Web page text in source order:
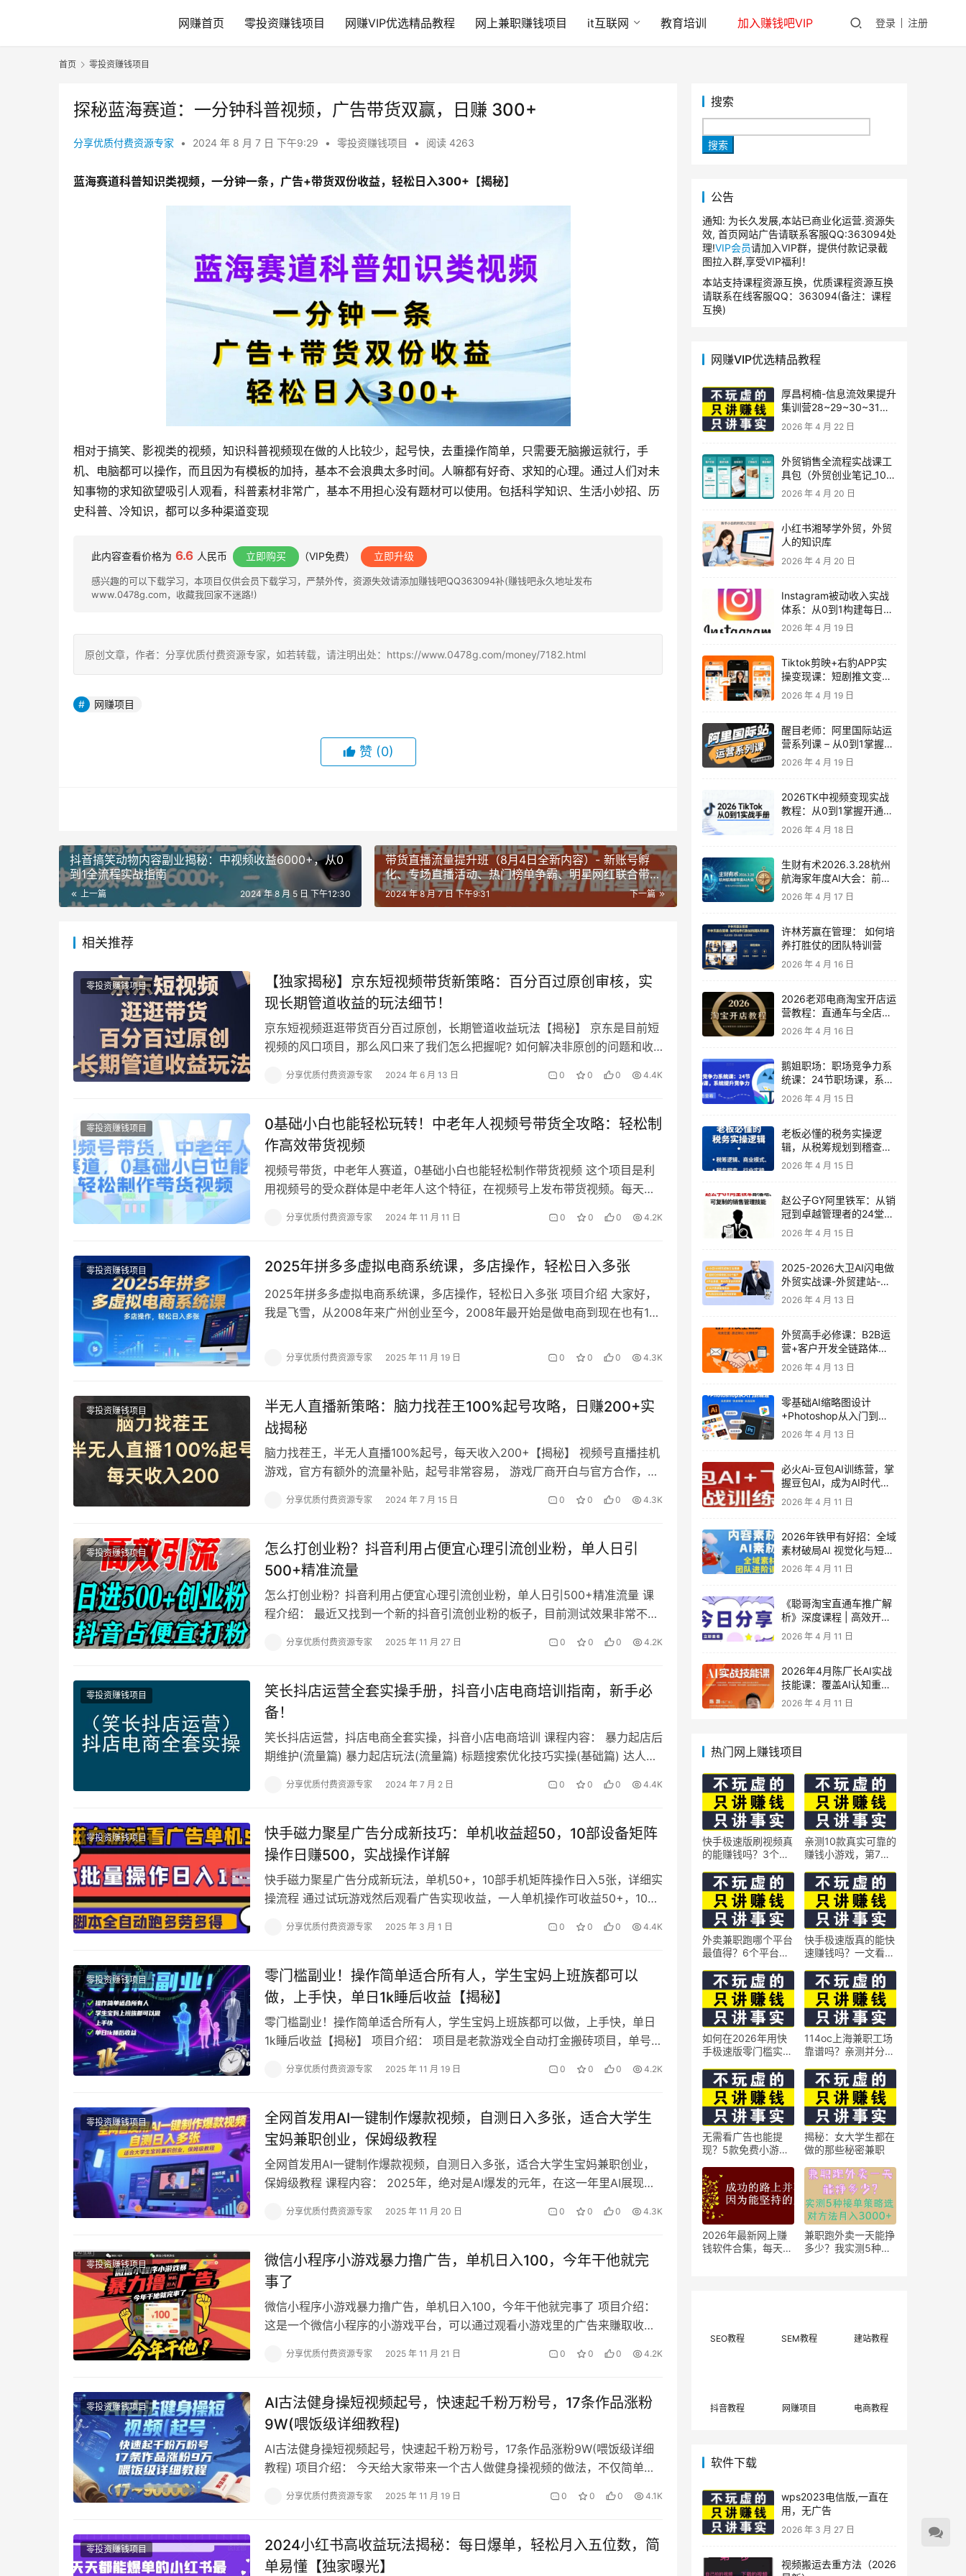
网赚首页 零投资赚钱项目 网赚VIP优选精品教程 网上兼职赚钱项目 it互联网 教育培训 加入赚钱吧VIP 登录 注册
首页 零投资赚钱项目
探秘蓝海赛道：一分钟科普视频，广告带货双赢，日赚 300+
分享优质付费资源专家 • 2024 年 8 月 7 日 下午9:29 • 零投资赚钱项目 • 阅读 4263
蓝海赛道科普知识类视频，一分钟一条，广告+带货双份收益，轻松日入300+【揭秘】
相对于搞笑、影视类的视频，知识科普视频现在做的人比较少，起号快，去重操作简单，只需要无脑搬运就行，手
机、电脑都可以操作，而且因为有模板的加持，基本不会浪典太多时间。人嘛都有好奇、求知的心理。通过人们对未
知事物的求知欲望吸引人观看，科普素材非常广，基本不用担心没有题材可以使用。包括科学知识、生活小妙招、历
史科普、冷知识，都可以多种渠道变现
此内容查看价格为 6.6 人民币 立即购买 （VIP免费） 立即升级
感兴趣的可以下载学习，本项目仅供会员下载学习，严禁外传，资源失效请添加赚钱吧QQ363094补(赚钱吧永久地址发布
www.0478g.com，收藏我回家不迷路!)
原创文章，作者：分享优质付费资源专家，如若转载，请注明出处：https://www.0478g.com/money/7182.html
网赚项目
赞 (0)
抖音搞笑动物内容副业揭秘：中视频收益6000+，从0
到1全流程实战指南
上一篇 2024 年 8 月 5 日 下午12:30
带货直播流量提升班（8月4日全新内容）- 新账号孵
化、专场直播活动、热门榜单争霸、明星网红联合带
货，月均GMV千万级
下一篇
2024 年 8 月 7 日 下午9:31
相关推荐
零投资赚钱项目
【独家揭秘】京东短视频带货新策略：百分百过原创审核，实
现长期管道收益的玩法细节！
京东短视频逛逛带货百分百过原创，长期管道收益玩法【揭秘】 京东是目前短
视频的风口项目，那么风口来了我们怎么把握呢? 如何解决非原创的问题和收
分享优质付费资源专家 2024 年 6 月 13 日 0 0 0 4.4K
零投资赚钱项目
0基础小白也能轻松玩转！中老年人视频号带货全攻略：轻松制
作高效带货视频
视频号带货，中老年人赛道，0基础小白也能轻松制作带货视频 这个项目是利
用视频号的受众群体是中老年人这个特征，在视频号上发布带货视频。每天只
分享优质付费资源专家 2024 年 11 月 11 日 0 0 0 4.2K
零投资赚钱项目 2025年拼多多虚拟电商系统课，多店操作，轻松日入多张
2025年拼多多虚拟电商系统课，多店操作，轻松日入多张 项目介绍 大家好，
我是飞雪，从2008年来广州创业至今，2008年最开始是做电商到现在也有16
分享优质付费资源专家 2025 年 11 月 19 日 0 0 0 4.3K
零投资赚钱项目
半无人直播新策略：脑力找茬王100%起号攻略，日赚200+实
战揭秘
脑力找茬王，半无人直播100%起号，每天收入200+【揭秘】 视频号直播挂机
游戏，官方有额外的流量补贴，起号非常容易， 游戏厂商开白与官方合作，所
分享优质付费资源专家 2024 年 7 月 15 日 0 0 0 4.3K
零投资赚钱项目
怎么打创业粉？抖音利用占便宜心理引流创业粉，单人日引
500+精准流量
怎么打创业粉？抖音利用占便宜心理引流创业粉，单人日引500+精准流量 课
程介绍： 最近又找到一个新的抖音引流创业粉的板子，目前测试效果非常不
分享优质付费资源专家 2025 年 11 月 27 日 0 0 0 4.2K
零投资赚钱项目
笑长抖店运营全套实操手册，抖音小店电商培训指南，新手必
备！
笑长抖店运营，抖店电商全套实操，抖音小店电商培训 课程内容： 暴力起店后
期维护(流量篇) 暴力起店玩法(流量篇) 标题搜索优化技巧实操(基础篇) 达人带
分享优质付费资源专家 2024 年 7 月 2 日 0 0 0 4.4K
零投资赚钱项目
快手磁力聚星广告分成新技巧：单机收益超50，10部设备矩阵
操作日赚500，实战操作详解
快手磁力聚星广告分成新玩法，单机50+，10部手机矩阵操作日入5张，详细实
操流程 通过试玩游戏然后观看广告实现收益，一人单机操作可收益50+，10部
分享优质付费资源专家 2025 年 3 月 1 日 0 0 0 4.4K
零投资赚钱项目
零门槛副业！操作简单适合所有人，学生宝妈上班族都可以
做，上手快，单日1k睡后收益【揭秘】
零门槛副业！操作简单适合所有人，学生宝妈上班族都可以做，上手快，单日
1k睡后收益【揭秘】 项目介绍： 项目是老款游戏全自动打金搬砖项目，单号一
分享优质付费资源专家 2025 年 11 月 19 日 0 0 0 4.2K
零投资赚钱项目
全网首发用AI一键制作爆款视频，自测日入多张，适合大学生
宝妈兼职创业，保姆级教程
全网首发用AI一键制作爆款视频，自测日入多张，适合大学生宝妈兼职创业，
保姆级教程 课程内容： 2025年，绝对是AI爆发的元年，在这一年里AI展现出
分享优质付费资源专家 2025 年 11 月 20 日 0 0 0 4.3K
零投资赚钱项目
微信小程序小游戏暴力撸广告，单机日入100，今年干他就完
事了
微信小程序小游戏暴力撸广告，单机日入100，今年干他就完事了 项目介绍：
这是一个微信小程序的小游戏平台，可以通过观看小游戏里的广告来賺取收
分享优质付费资源专家 2025 年 11 月 21 日 0 0 0 4.2K
零投资赚钱项目
AI古法健身操短视频起号，快速起千粉万粉号，17条作品涨粉
9W(喂饭级详细教程)
AI古法健身操短视频起号，快速起千粉万粉号，17条作品涨粉9W(喂饭级详细
教程) 项目介绍： 今天给大家带来一个古人做健身操视频的做法，不仅简单好
分享优质付费资源专家 2025 年 11 月 19 日 0 0 0 4.1K
零投资赚钱项目
2024小红书高收益玩法揭秘：每日爆单，轻松月入五位数，简
单易懂【独家曝光】
搜索
搜索
公告
通知: 为长久发展,本站已商业化运营.资源失
效, 首页网站广告请联系客服QQ:363094处
理!VIP会员请加入VIP群，提供付款记录截
图拉入群,享受VIP福利！
本站支持课程资源互换，优质课程资源互换
请联系在线客服QQ：363094(备注：课程
互换)
网赚VIP优选精品教程
厚昌柯楠-信息流效果提升
集训营28~29~30~31
期，智能投放·巨量AD/百
度优化·AI提效指南
2026 年 4 月 22 日
外贸销售全流程实战课工
具包（外贸创业笔记_10年
外贸经验）
2026 年 4 月 20 日
小红书湘琴学外贸，外贸
人的知识库
2026 年 4 月 20 日
Instagram被动收入实战
体系：从0到1构建每日盈
利的自动销售漏斗
2026 年 4 月 19 日
Tiktok剪映+右豹APP实
操变现课：短剧推文变现
全教程来了！
2026 年 4 月 19 日
醒目老师：阿里国际站运
营系列课 – 从0到1掌握平
台运营核心技巧
2026 年 4 月 19 日
2026TK中视频变现实战
教程：从0到1掌握开通、
养号、剪辑到变现，新手
副业首选
2026 年 4 月 18 日
生财有术2026.3.28杭州
航海家年度AI大会：前沿
趋势×落地案例×技能图谱
2026 年 4 月 17 日
许林芳赢在管理： 如何培
养打胜仗的团队特训营
2026 年 4 月 16 日
2026老邓电商淘宝开店运
营教程：直通车与全店推
广系统课
2026 年 4 月 16 日
鹅姐职场：职场竞争力系
统课：24节职场课，系统
提升竞争力
2026 年 4 月 15 日
老板必懂的税务实操逻
辑，从税筹规划到稽查应
对，为企业稳健增长保驾
2026 年 4 月 15 日
赵公子GY阿里铁军：从销
冠到卓越管理者的24堂实
战课
2026 年 4 月 15 日
2025-2026大卫AI闪电做
外贸实战课-外贸建站-开
发客户-内容营销-从0到3
2026 年 4 月 13 日
外贸高手必修课：B2B运
营+客户开发全链路体系
课 | 从0到1成为外贸精英
2026 年 4 月 13 日
零基础AI缩略图设计
+Photoshop从入门到精
通 全套教程（含形象照拍
2026 年 4 月 13 日
必火Ai-豆包AI训练营，掌
握豆包AI，成为AI时代的
全能型人才
2026 年 4 月 11 日
2026年铁甲有好招：全域
素材破局AI 视觉化与短剧
营销实战指南——高效增
策略
2026 年 4 月 11 日
《聪哥淘宝直通车推广解
析》深度课程 | 高效开
车、极速投产系统实操课
2026 年 4 月 11 日
2026年4月陈厂长AI实战
技能课：覆盖AI认知重
构、智能体与大模型解
2026 年 4 月 11 日
热门网上赚钱项目
快手极速版刷视频真
的能赚钱吗？3个隐
亲测10款真实可靠的
赚钱小游戏，第7款
外卖兼职跑哪个平台
最值得？6个平台实
快手极速版真的能快
速赚钱吗？一文看懂
如何在2026年用快
手极速版零门槛实现
技巧
114oc上海兼职工场
靠谱吗？亲测并分享
无需看广告也能提
现？5款免费小游戏
揭秘：女大学生都在
做的那些秘密兼职
2026年最新网上赚
钱软件合集，每天免
兼职跑外卖一天能挣
多少？我实测5种接
SEO教程 SEM教程 建站教程
抖音教程 网赚项目 电商教程
软件下载
wps2023电信版,一直在
用，无广告
2026 年 3 月 27 日
视频搬运去重方法（2026